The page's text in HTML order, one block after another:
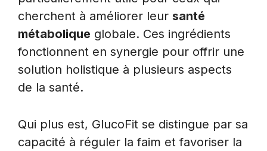
cherchent à améliorer leur santé
métabolique globale. Ces ingrédients
fonctionnent en synergie pour offrir une
solution holistique à plusieurs aspects
de la santé.
Qui plus est, GlucoFit se distingue par sa
capacité à réguler la faim et favoriser la